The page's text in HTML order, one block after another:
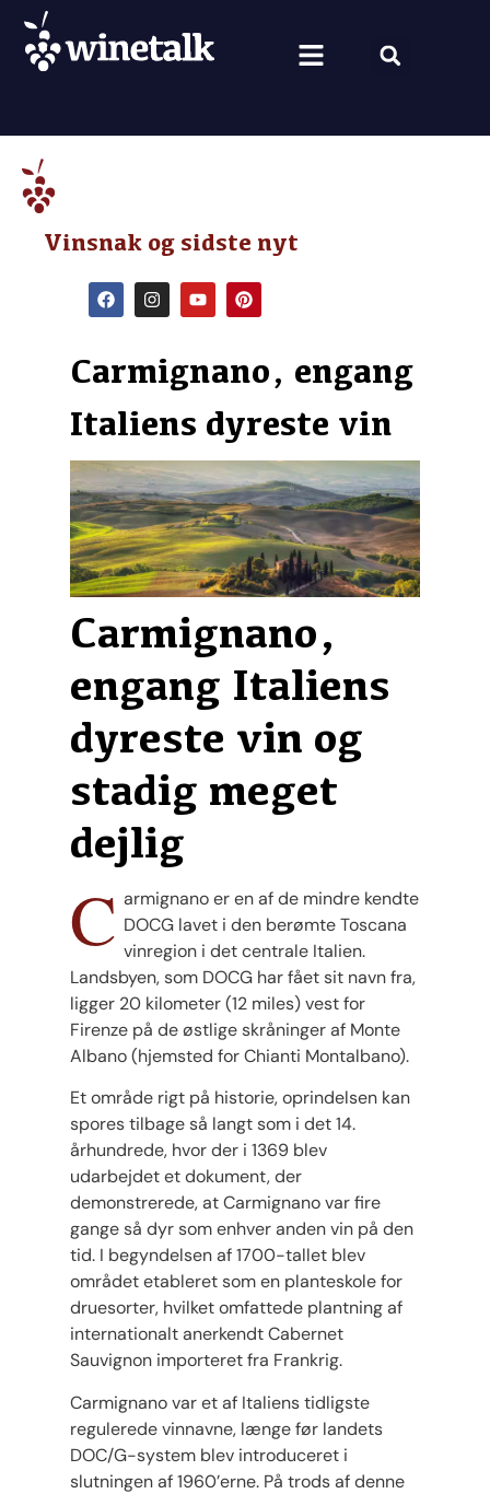
Vinsnak og sidste nyt
Carmignano, engang
Italiens dyreste vin
Carmignano,
engang Italiens
dyreste vin og
stadig meget
dejlig
C armignano er en af ​​de mindre kendte
DOCG lavet i den berømte Toscana
vinregion i det centrale Italien.
Landsbyen, som DOCG har fået sit navn fra,
ligger 20 kilometer (12 miles) vest for
Firenze på de østlige skråninger af Monte
Albano (hjemsted for Chianti Montalbano).
Et område rigt på historie, oprindelsen kan
spores tilbage så langt som i det 14.
århundrede, hvor der i 1369 blev
udarbejdet et dokument, der
demonstrerede, at Carmignano var fire
gange så dyr som enhver anden vin på den
tid. I begyndelsen af ​​1700-tallet blev
området etableret som en planteskole for
druesorter, hvilket omfattede plantning af
internationalt anerkendt Cabernet
Sauvignon importeret fra Frankrig.
Carmignano var et af Italiens tidligste
regulerede vinnavne, længe før landets
DOC/G-system blev introduceret i
slutningen af ​​1960’erne. På trods af denne